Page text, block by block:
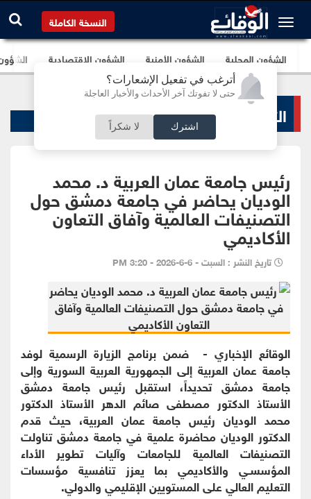
أترغب في تفعيل الإشعارات؟
حتى لا تفوتك آخر الأحداث والأخبار العاجلة
اشترك لا شكراً
النسخة الكاملة
الشؤون المحلية الشؤون الأمنية الشؤون الإقتصادية
التعليم والجامعات
رئيس جامعة عمان العربية د. محمد
الوديان يحاضر في جامعة دمشق حول
التصنيفات العالمية وآفاق التعاون
الأكاديمي
تاريخ النشر : السبت - 6-6-2026 - 3:20 PM
الوقائع الإخباري - ضمن برنامج الزيارة الرسمية لوفد
جامعة عمان العربية إلى الجمهورية العربية السورية وإلى
جامعة دمشق تحديداً، استقبل رئيس جامعة دمشق
الأستاذ الدكتور مصطفى صائم الدهر الأستاذ الدكتور
محمد الوديان رئيس جامعة عمان العربية، حيث قدم
الدكتور الوديان محاضرة علمية في جامعة دمشق تناولت
التصنيفات العالمية للجامعات وآليات تطوير الأداء
المؤسسـي والأكاديمي بما يعزز تنافسية مؤسسات
التعليم العالي على المستويين الإقليمي والدولي.